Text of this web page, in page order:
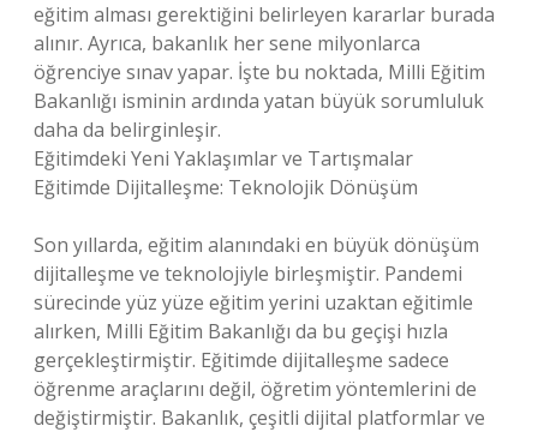
eğitim alması gerektiğini belirleyen kararlar burada
alınır. Ayrıca, bakanlık her sene milyonlarca
öğrenciye sınav yapar. İşte bu noktada, Milli Eğitim
Bakanlığı isminin ardında yatan büyük sorumluluk
daha da belirginleşir.
Eğitimdeki Yeni Yaklaşımlar ve Tartışmalar
Eğitimde Dijitalleşme: Teknolojik Dönüşüm
Son yıllarda, eğitim alanındaki en büyük dönüşüm
dijitalleşme ve teknolojiyle birleşmiştir. Pandemi
sürecinde yüz yüze eğitim yerini uzaktan eğitimle
alırken, Milli Eğitim Bakanlığı da bu geçişi hızla
gerçekleştirmiştir. Eğitimde dijitalleşme sadece
öğrenme araçlarını değil, öğretim yöntemlerini de
değiştirmiştir. Bakanlık, çeşitli dijital platformlar ve